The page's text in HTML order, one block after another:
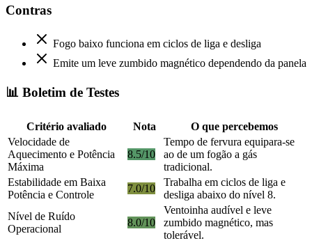
Contras
Fogo baixo funciona em ciclos de liga e desliga
Emite um leve zumbido magnético dependendo da panela
📊 Boletim de Testes
Critério avaliado Nota
O que percebemos
Velocidade de
Aquecimento e Potência
Máxima
8.5/10
Tempo de fervura equipara-se
ao de um fogão a gás
tradicional.
Estabilidade em Baixa
Potência e Controle
7.0/10
Trabalha em ciclos de liga e
desliga abaixo do nível 8.
Nível de Ruído
Operacional
8.0/10
Ventoinha audível e leve
zumbido magnético, mas
tolerável.